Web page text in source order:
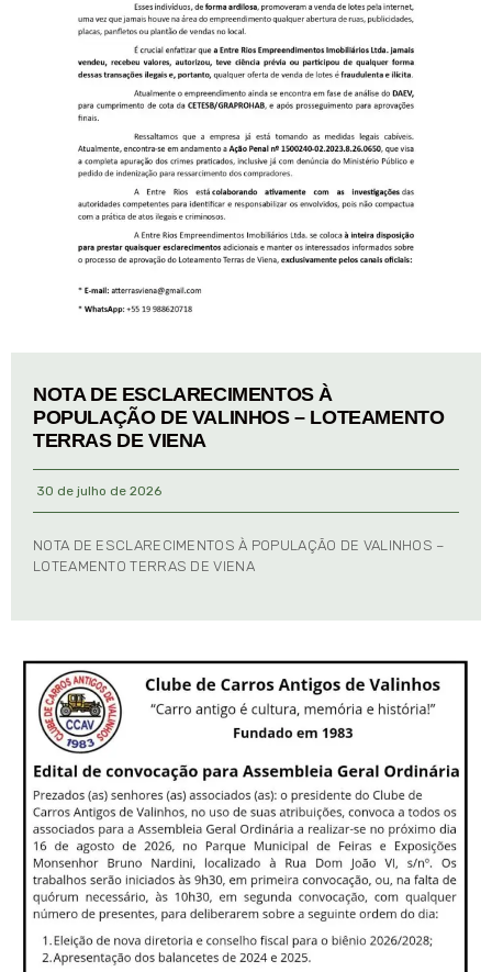
NOTA DE ESCLARECIMENTOS À
POPULAÇÃO DE VALINHOS – LOTEAMENTO
TERRAS DE VIENA
30 de julho de 2026
NOTA DE ESCLARECIMENTOS À POPULAÇÃO DE VALINHOS –
LOTEAMENTO TERRAS DE VIENA